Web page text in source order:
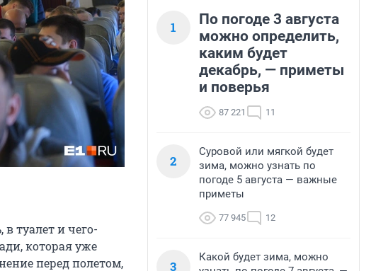
в туалет и чего-
которая уже
перед полетом,
1
По погоде 3 августа
можно определить,
каким будет
декабрь, — приметы
и поверья
87 221 11
2
Суровой или мягкой будет
зима, можно узнать по
погоде 5 августа — важные
приметы
77 945 12
3
Какой будет зима, можно